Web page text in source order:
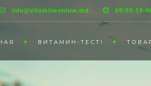
info@vitamineonline.md 09:00-
ВИТАМИН-ТЕСТ!